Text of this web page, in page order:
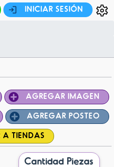
INICIAR SESIÓN
AGREGAR IMAGEN
AGREGAR POSTEO
A TIENDAS
Cantidad Piezas